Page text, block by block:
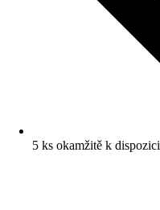
5 ks okamžitě k dispozici